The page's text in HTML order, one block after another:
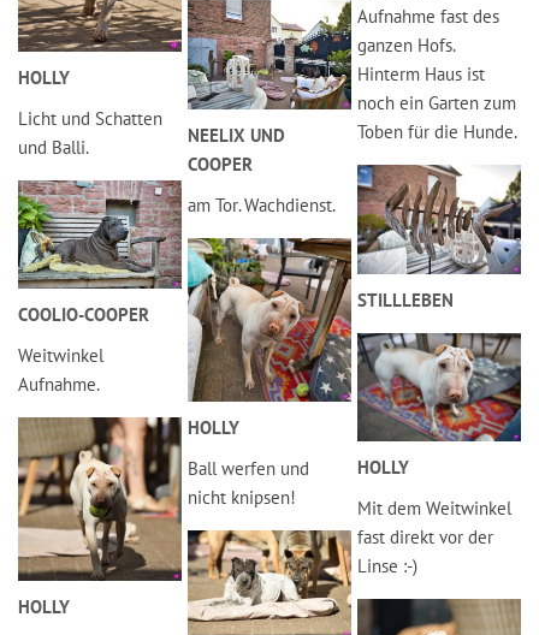
HOLLY
Licht und Schatten
und Balli.
COOLIO-COOPER
Weitwinkel
Aufnahme.
HOLLY
NEELIX UND
COOPER
am Tor. Wachdienst.
HOLLY
Ball werfen und
nicht knipsen!
Aufnahme fast des
ganzen Hofs.
Hinterm Haus ist
noch ein Garten zum
Toben für die Hunde.
STILLLEBEN
HOLLY
Mit dem Weitwinkel
fast direkt vor der
Linse :-)